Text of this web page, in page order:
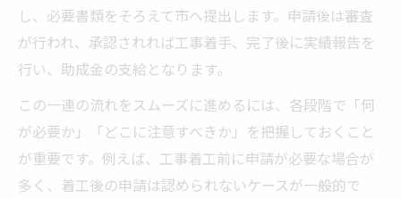
し、必要書類をそろえて市へ提出します。申請後は審査
が行われ、承認されれば工事着手、完了後に実績報告を
行い、助成金の支給となります。
この一連の流れをスムーズに進めるには、各段階で「何
が必要か」「どこに注意すべきか」を把握しておくこと
が重要です。例えば、工事着工前に申請が必要な場合が
多く、着工後の申請は認められないケースが一般的で